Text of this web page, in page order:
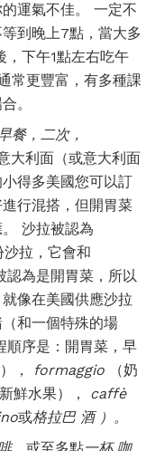
運氣不佳。 一定不
到晚上7點，當大多
，下午1點左右吃午
常更豐富，有多種課
。
餐，二次，
大利面（或意大利面
得多美國您可以訂
行混搭，但開胃菜
沙拉被認為
拉，它會和
為是開胃菜，所以
像在美國供應沙拉
和一個特殊的場
順序是：開胃菜，早
， formaggio （奶
鮮水果）， caffè
或格拉巴 酒 ）。